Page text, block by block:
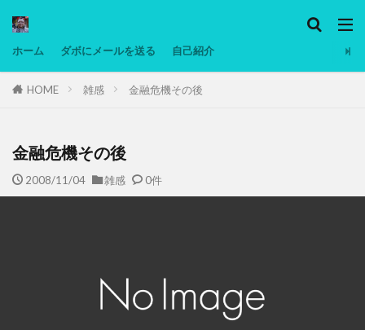
ホーム ダボにメールを送る 自己紹介
HOME 雑感 金融危機その後
金融危機その後
2008/11/04 雑感 0件
タグ
マレーシア動画
備忘録
動画 日本人村社会 脱水シート